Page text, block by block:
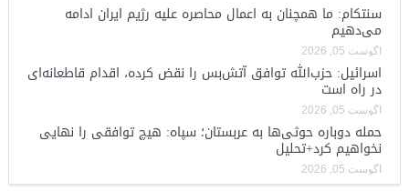
سنتکام: ما همچنان به اعمال محاصره علیه رژیم ایران ادامه
می‌دهیم
آگوست 05, 2026
اسرائیل: حزب‌الله توافق آتش‌بس را نقض کرده، اقدام قاطعانه‌ای
در راه است
آگوست 05, 2026
حمله دوباره حوثی‌ها به عربستان؛ سپاه: هیچ توافقی را نهایی
نخواهیم کرد+تحلیل
آگوست 05, 2026